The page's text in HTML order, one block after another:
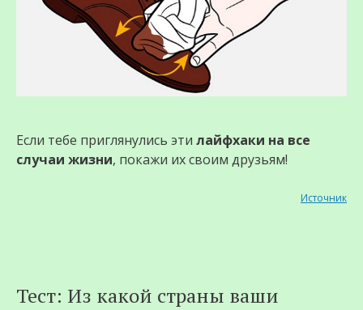
Если тебе приглянулись эти лайфхаки на все
случаи жизни, покажи их своим друзьям!
Источник
Тест: Из какой страны ваши